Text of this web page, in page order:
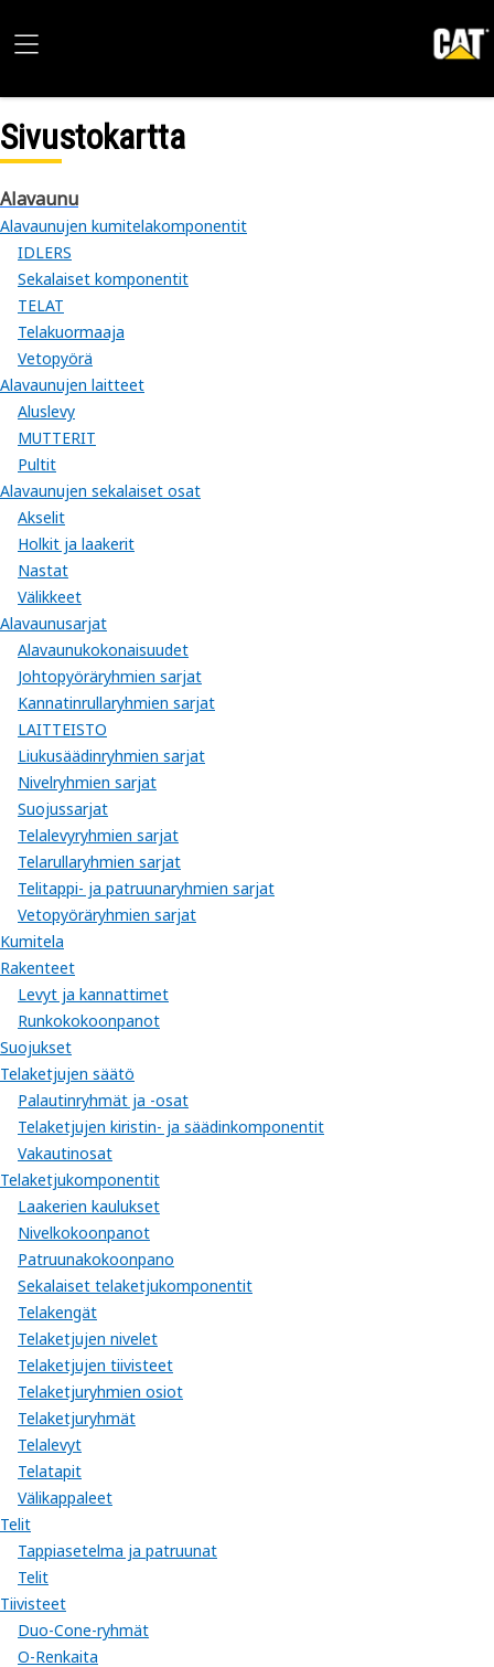
Sivustokartta
Alavaunu
Alavaunujen kumitelakomponentit
IDLERS
Sekalaiset komponentit
TELAT
Telakuormaaja
Vetopyörä
Alavaunujen laitteet
Aluslevy
MUTTERIT
Pultit
Alavaunujen sekalaiset osat
Akselit
Holkit ja laakerit
Nastat
Välikkeet
Alavaunusarjat
Alavaunukokonaisuudet
Johtopyöräryhmien sarjat
Kannatinrullaryhmien sarjat
LAITTEISTO
Liukusäädinryhmien sarjat
Nivelryhmien sarjat
Suojussarjat
Telalevyryhmien sarjat
Telarullaryhmien sarjat
Telitappi- ja patruunaryhmien sarjat
Vetopyöräryhmien sarjat
Kumitela
Rakenteet
Levyt ja kannattimet
Runkokokoonpanot
Suojukset
Telaketjujen säätö
Palautinryhmät ja -osat
Telaketjujen kiristin- ja säädinkomponentit
Vakautinosat
Telaketjukomponentit
Laakerien kaulukset
Nivelkokoonpanot
Patruunakokoonpano
Sekalaiset telaketjukomponentit
Telakengät
Telaketjujen nivelet
Telaketjujen tiivisteet
Telaketjuryhmien osiot
Telaketjuryhmät
Telalevyt
Telatapit
Välikappaleet
Telit
Tappiasetelma ja patruunat
Telit
Tiivisteet
Duo-Cone-ryhmät
O-Renkaita